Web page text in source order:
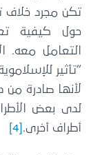
تكن مجرد خلاف
حول كيفية
التعامل معه.
“تأثير
لأنها صادرة من
لدى بعض
أطراف أخرى.[4]